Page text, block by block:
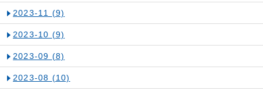
2023-11 (9)
2023-10 (9)
2023-09 (8)
2023-08 (10)